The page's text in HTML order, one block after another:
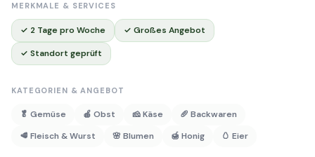
MERKMALE & SERVICES
✓ 2 Tage pro Woche ✓ Großes Angebot
✓ Standort geprüft
KATEGORIEN & ANGEBOT
🥬 Gemüse 🍎 Obst 🧀 Käse
🥖 Backwaren
🥩 Fleisch & Wurst
🌸 Blumen 🍯 Honig 🥚 Eier